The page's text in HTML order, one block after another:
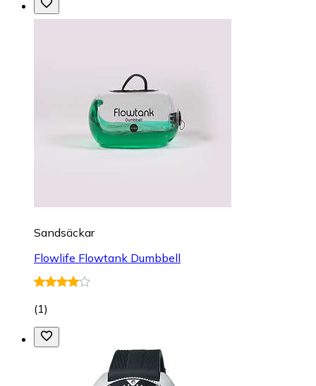
Sandsäckar
Flowlife Flowtank Dumbbell
(1)